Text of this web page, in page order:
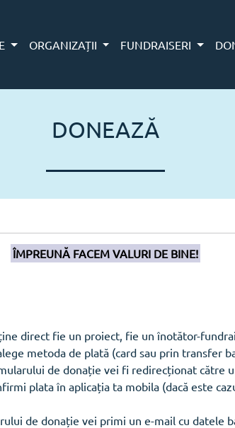
ORGANIZAȚII FUNDRAISERI
DONEAZĂ
ÎMPREUNĂ FACEM VALURI DE BINE!
direct fie un proiect, fie un înotător-
metoda de plată (card sau prin transfer
de donație vei fi redirecționat către
plata în aplicația ta mobila (dacă este
de donație vei primi un e-mail cu datele